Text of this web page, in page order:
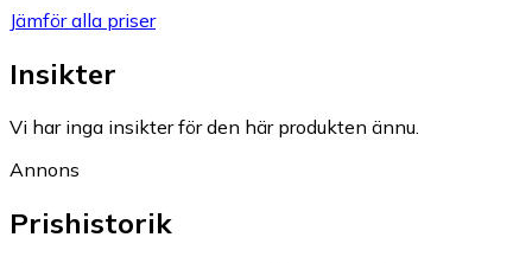
Jämför alla priser
Insikter
Vi har inga insikter för den här produkten ännu.
Annons
Prishistorik